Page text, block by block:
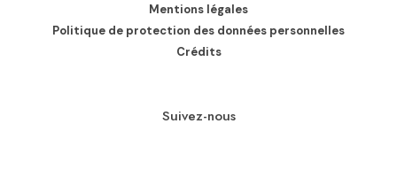
Mentions légales
Politique de protection des données personnelles
Crédits
Suivez-nous